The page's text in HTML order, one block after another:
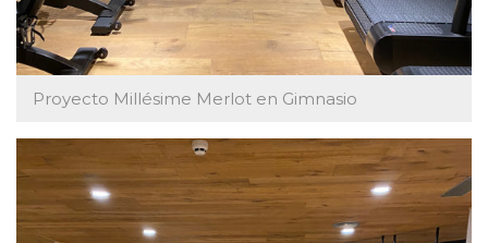
Proyecto Millésime Merlot en Gimnasio